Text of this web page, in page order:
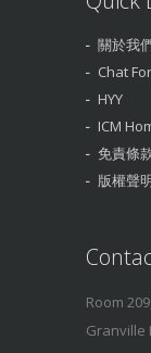
關於我
Chat
HYY
ICM
免責條
版權聲
Room
Granville